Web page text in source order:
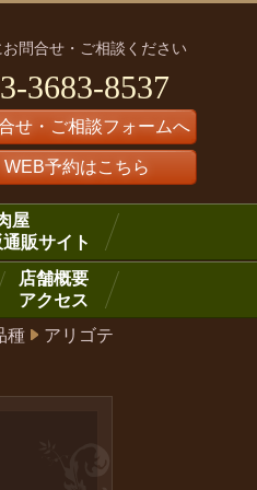
お問合せ・ご相談ください
3683-8537
せ・ご相談フォームへ
WEB予約はこちら
屋
販サイト
店舗概要
アクセス
種 アリゴテ